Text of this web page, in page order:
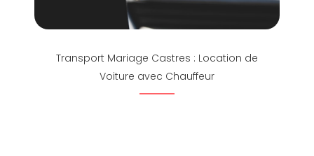
Transport Mariage Castres : Location de
Voiture avec Chauffeur